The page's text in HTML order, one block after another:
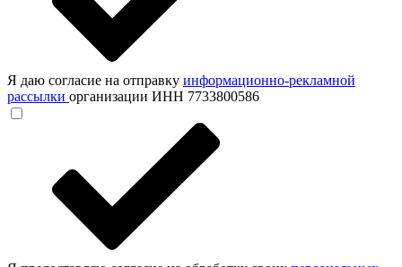
Я даю согласие на отправку информационно-рекламной
рассылки организации ИНН 7733800586